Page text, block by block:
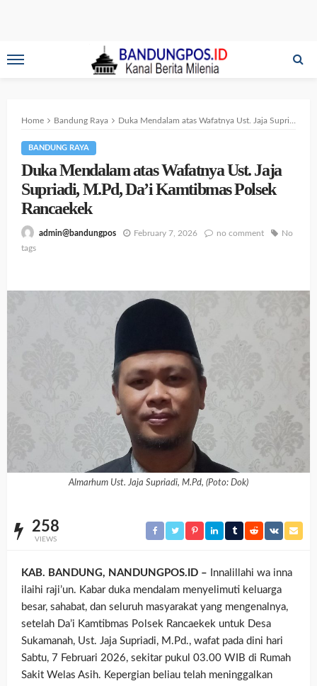
Home Bandung Raya Duka Mendalam atas Wafatnya Ust. Jaja Supriadi, M.Pd, Da’i Kamtibmas Polsek Rancaekek
BANDUNG RAYA
Duka Mendalam atas Wafatnya Ust. Jaja
Supriadi, M.Pd, Da’i Kamtibmas Polsek
Rancaekek
admin@bandungpos February 7, 2026 no comment
No
tags
Almarhum Ust. Jaja Supriadi, M.Pd, (Poto: Dok)
258
VIEWS
KAB. BANDUNG, NANDUNGPOS.ID – Innalillahi wa inna
ilaihi raji’un. Kabar duka mendalam menyelimuti keluarga
besar, sahabat, dan seluruh masyarakat yang mengenalnya,
setelah Da’i Kamtibmas Polsek Rancaekek untuk Desa
Sukamanah, Ust. Jaja Supriadi, M.Pd., wafat pada dini hari
Sabtu, 7 Februari 2026, sekitar pukul 03.00 WIB di Rumah
Sakit Welas Asih. Kepergian beliau telah meninggalkan